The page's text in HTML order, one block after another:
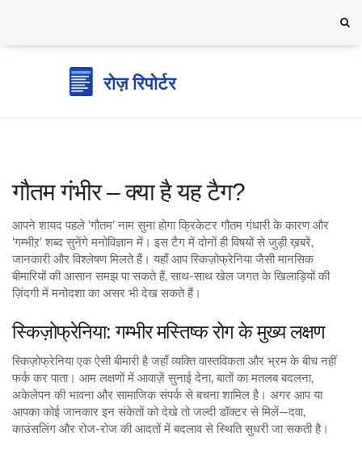
गौतम गंभीर – क्या है यह टैग?
आपने शायद पहले ‘गौतम’ नाम सुना होगा क्रिकेटर गौतम गंधारी के कारण और
‘गम्भीऱ’ शब्द सुनेंगे मनोविज्ञान में। इस टैग में दोनों ही विषयों से जुड़ी ख़बरें,
जानकारी और विश्लेषण मिलते हैं। यहाँ आप स्किज़ोफ्रेनिया जैसी मानसिक
बीमारियों की आसान समझ पा सकते हैं, साथ‑साथ खेल जगत के खिलाड़ियों की
ज़िंदगी में मनोदशा का असर भी देख सकते हैं।
स्किज़ोफ्रेनिया: गम्भीर मस्तिष्क रोग के मुख्य लक्षण
स्किज़ोफ्रेनिया एक ऐसी बीमारी है जहाँ व्यक्ति वास्तविकता और भ्रम के बीच नहीं
फर्क कर पाता। आम लक्षणों में आवाज़ें सुनाई देना, बातों का मतलब बदलना,
अकेलेपन की भावना और सामाजिक संपर्क से बचना शामिल है। अगर आप या
आपका कोई जानकार इन संकेतों को देखे तो जल्दी डॉक्टर से मिलें—दवा,
काउंसलिंग और रोज‑रोज की आदतों में बदलाव से स्थिति सुधरी जा सकती है।